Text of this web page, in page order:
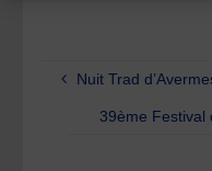
Nuit Trad
39ème Festival